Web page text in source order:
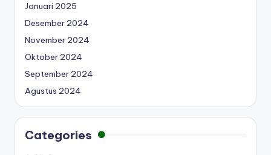
Januari 2025
Desember 2024
November 2024
Oktober 2024
September 2024
Agustus 2024
Categories